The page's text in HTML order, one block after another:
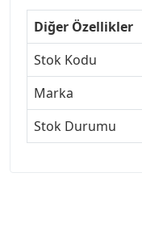
Diğer Özellikler
Stok Kodu
Marka
Stok Durumu